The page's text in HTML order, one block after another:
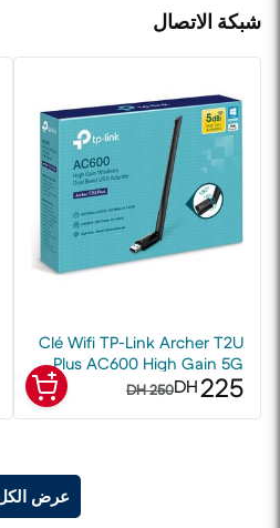
شبكة الاتصال
Clé Wifi TP-Link Archer T2U
Plus AC600 High Gain 5G
225
DH
250 DH
عرض